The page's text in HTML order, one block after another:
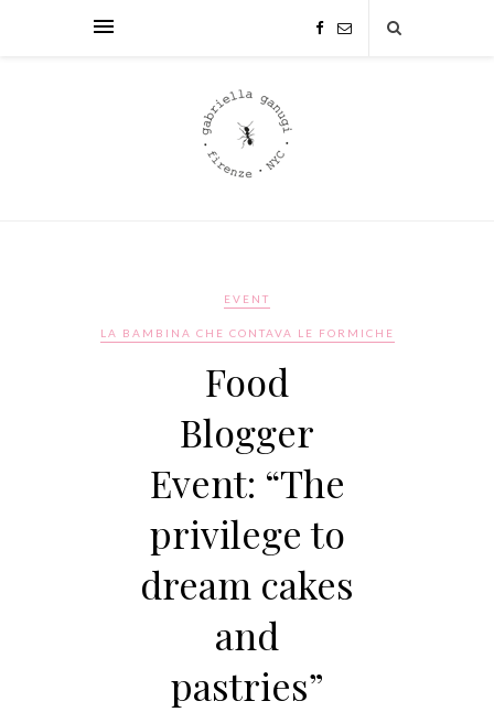
EVENT
LA BAMBINA CHE CONTAVA LE FORMICHE
Food
Blogger
Event: “The
privilege to
dream cakes
and
pastries”